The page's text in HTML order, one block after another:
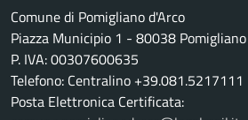
Comune di Pomigliano d'Arco
Piazza Municipio 1 - 80038
P. IVA: 00307600635
Telefono: Centralino +39.081.5217111
Posta Elettronica Certificata: